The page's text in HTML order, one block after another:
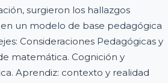
surgieron los hallazgos
un modelo de base pedagógica
Consideraciones Pedagógicas y
matemática. Cognición y
Aprendiz: contexto y realidad